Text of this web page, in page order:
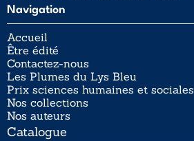
Navigation
Accueil
Être édité
Contactez-nous
Les Plumes du Lys Bleu
Prix sciences humaines et sociales
Nos collections
Nos auteurs
Catalogue